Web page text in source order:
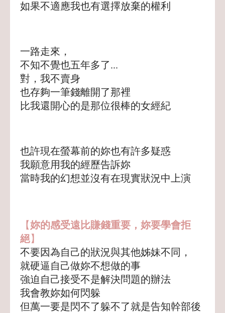
如果不適應我也有選擇放棄的權利
一路走來，
不知不覺也五年多了...
對，我不賣身
也存夠一筆錢離開了那裡
比我還開心的是那位很棒的女經紀
也許現在螢幕前的妳也有許多疑惑
我願意用我的經歷告訴妳
當時我的幻想並沒有在現實狀況中上演
【妳的感受遠比賺錢重要，妳要學會拒
絕】
不要因為自己的狀況與其他姊妹不同，
就硬逼自己做妳不想做的事
強迫自己接受不是解決問題的辦法
我會教妳如何閃躲
但萬一要是閃不了躲不了就是告知幹部後